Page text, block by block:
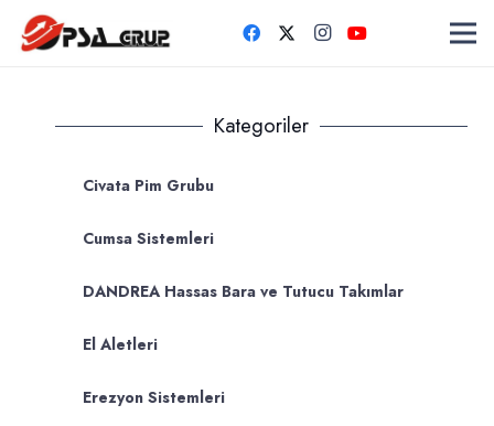
Kategoriler
Civata Pim Grubu
Cumsa Sistemleri
DANDREA Hassas Bara ve Tutucu Takımlar
El Aletleri
Erezyon Sistemleri